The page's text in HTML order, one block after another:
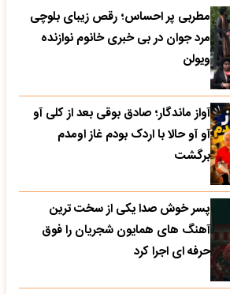
مطربی پر احساس؛ رقص زیبای بلوچی
مرد جوان در بی خبری خانوم نوازنده
ویولن
آواز ماندگار؛ صادق بوقی بعد از کلی آو
آو آو حالا با اردک بودم غاز اومدم
برگشت
پسر خوش صدا یکی از سخت ترین
آهنگ های همایون شجریان را فوق
حرفه ای اجرا کرد